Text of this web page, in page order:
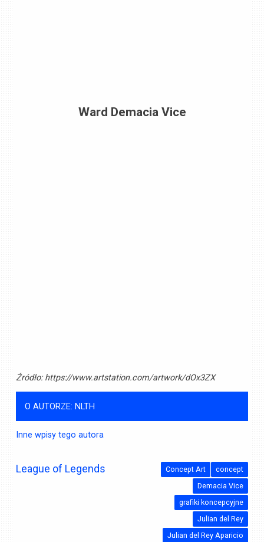
Ward Demacia Vice
Źródło:https://www.artstation.com/artwork/dOx3ZX
O AUTORZE: NLTH
Inne wpisy tego autora
League of Legends concept
Concept Art
Demacia Vice
grafiki koncepcyjne
Julian del Rey
Julian del Rey Aparicio